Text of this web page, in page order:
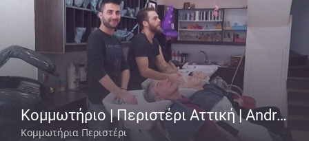
Κομμωτήριο | Περιστέρι Αττική | Andrew
Κομμωτήρια Περιστέρι